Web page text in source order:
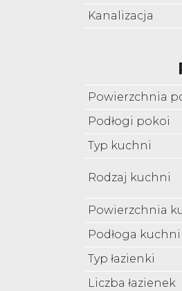
Kanalizacja
Powierzchnia
Podłogi pokoi
Typ kuchni
Rodzaj kuchni
Powierzchnia
Podłoga kuchni
Typ łazienki
Liczba łazienek